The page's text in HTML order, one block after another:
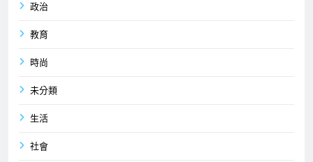
政治
教育
時尚
未分類
生活
社會